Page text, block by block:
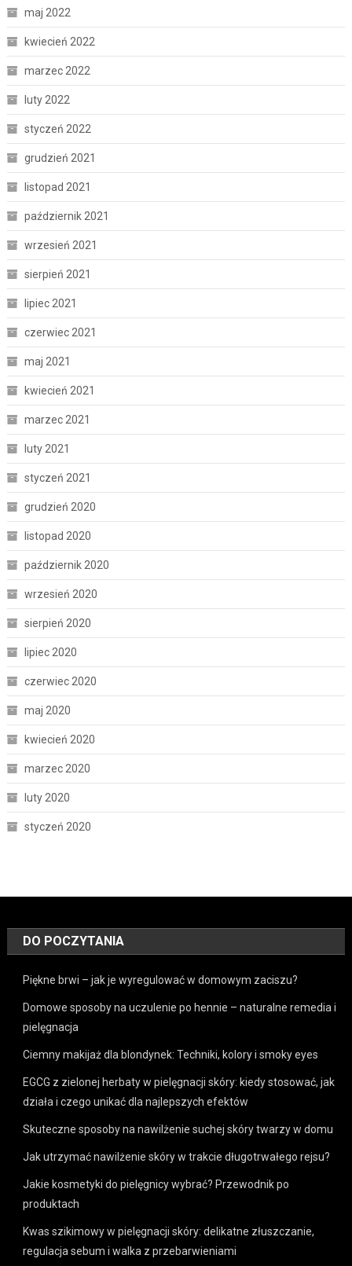
maj 2022
kwiecień 2022
marzec 2022
luty 2022
styczeń 2022
grudzień 2021
listopad 2021
październik 2021
wrzesień 2021
sierpień 2021
lipiec 2021
czerwiec 2021
maj 2021
kwiecień 2021
marzec 2021
luty 2021
styczeń 2021
grudzień 2020
listopad 2020
październik 2020
wrzesień 2020
sierpień 2020
lipiec 2020
czerwiec 2020
maj 2020
kwiecień 2020
marzec 2020
luty 2020
styczeń 2020
DO POCZYTANIA
Piękne brwi – jak je wyregulować w domowym zaciszu?
Domowe sposoby na uczulenie po hennie – naturalne remedia i
pielęgnacja
Ciemny makijaż dla blondynek: Techniki, kolory i smoky eyes
EGCG z zielonej herbaty w pielęgnacji skóry: kiedy stosować, jak
działa i czego unikać dla najlepszych efektów
Skuteczne sposoby na nawilżenie suchej skóry twarzy w domu
Jak utrzymać nawilżenie skóry w trakcie długotrwałego rejsu?
Jakie kosmetyki do pielęgnicy wybrać? Przewodnik po
produktach
Kwas szikimowy w pielęgnacji skóry: delikatne złuszczanie,
regulacja sebum i walka z przebarwieniami